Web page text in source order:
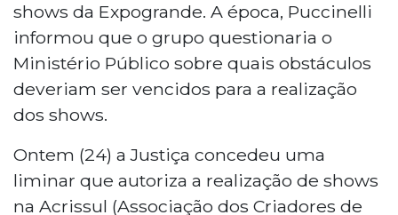
shows da Expogrande. A época, Puccinelli
informou que o grupo questionaria o
Ministério Público sobre quais obstáculos
deveriam ser vencidos para a realização
dos shows.
Ontem (24) a Justiça concedeu uma
liminar que autoriza a realização de shows
na Acrissul (Associação dos Criadores de